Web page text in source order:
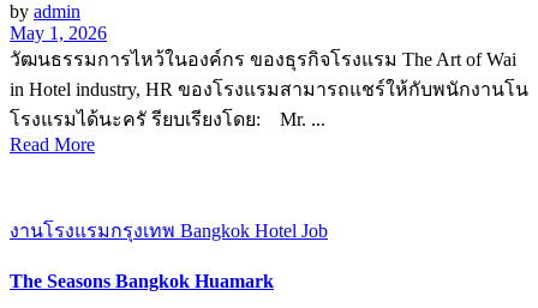
by admin
May 1, 2026
วัฒนธรรมการไหว้ในองค์กร ของธุรกิจโรงแรม The Art of Wai
in Hotel industry, HR ของโรงแรมสามารถแชร์ให้กับพนักงานโน
โรงแรมได้นะครั รียบเรียงโดย: Mr. ...
Read More
งานโรงแรมกรุงเทพ Bangkok Hotel Job
The Seasons Bangkok Huamark